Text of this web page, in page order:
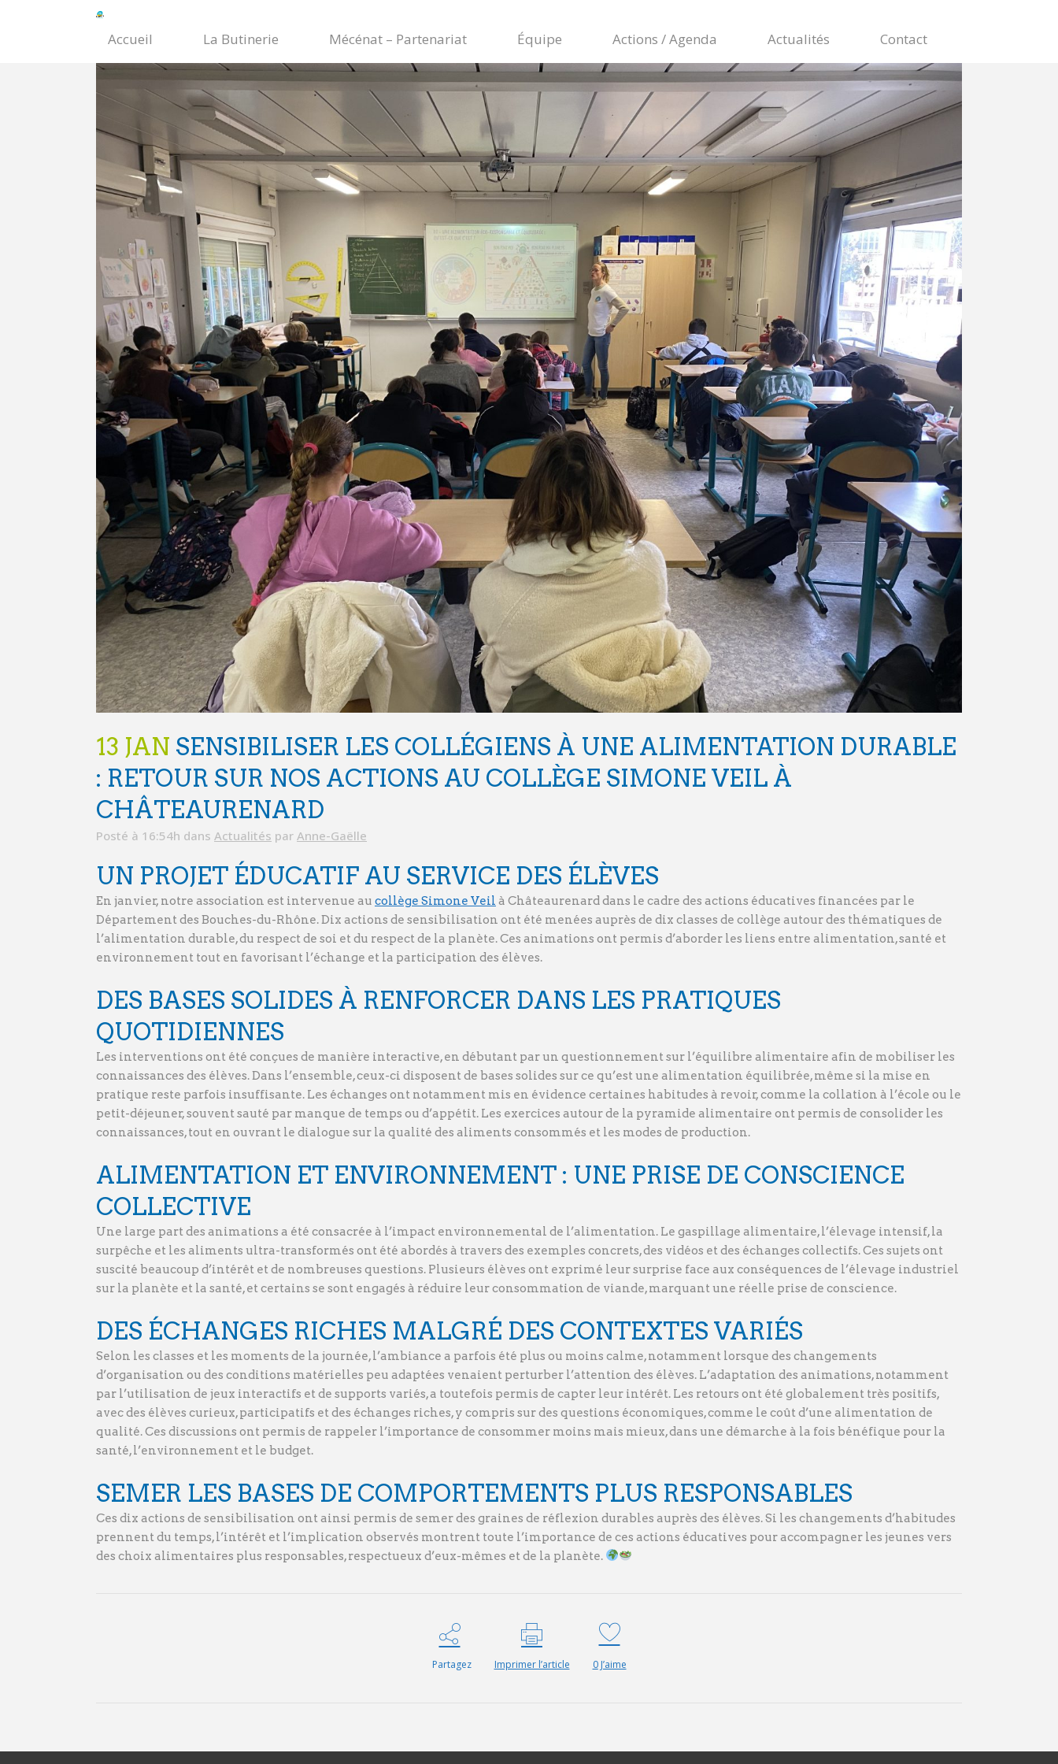
Accueil La Butinerie Mécénat – Partenariat Équipe Actions / Agenda Actualités Contact
13 JAN SENSIBILISER LES COLLÉGIENS À UNE ALIMENTATION DURABLE
: RETOUR SUR NOS ACTIONS AU COLLÈGE SIMONE VEIL À
CHÂTEAURENARD
Posté à 16:54h dans Actualités par Anne-Gaëlle
UN PROJET ÉDUCATIF AU SERVICE DES ÉLÈVES
En janvier, notre association est intervenue au collège Simone Veil à Châteaurenard dans le cadre des actions éducatives financées par le
Département des Bouches-du-Rhône. Dix actions de sensibilisation ont été menées auprès de dix classes de collège autour des thématiques de
l’alimentation durable, du respect de soi et du respect de la planète. Ces animations ont permis d’aborder les liens entre alimentation, santé et
environnement tout en favorisant l’échange et la participation des élèves.
DES BASES SOLIDES À RENFORCER DANS LES PRATIQUES
QUOTIDIENNES
Les interventions ont été conçues de manière interactive, en débutant par un questionnement sur l’équilibre alimentaire afin de mobiliser les
connaissances des élèves. Dans l’ensemble, ceux-ci disposent de bases solides sur ce qu’est une alimentation équilibrée, même si la mise en
pratique reste parfois insuffisante. Les échanges ont notamment mis en évidence certaines habitudes à revoir, comme la collation à l’école ou le
petit-déjeuner, souvent sauté par manque de temps ou d’appétit. Les exercices autour de la pyramide alimentaire ont permis de consolider les
connaissances, tout en ouvrant le dialogue sur la qualité des aliments consommés et les modes de production.
ALIMENTATION ET ENVIRONNEMENT : UNE PRISE DE CONSCIENCE
COLLECTIVE
Une large part des animations a été consacrée à l’impact environnemental de l’alimentation. Le gaspillage alimentaire, l’élevage intensif, la
surpêche et les aliments ultra-transformés ont été abordés à travers des exemples concrets, des vidéos et des échanges collectifs. Ces sujets ont
suscité beaucoup d’intérêt et de nombreuses questions. Plusieurs élèves ont exprimé leur surprise face aux conséquences de l’élevage industriel
sur la planète et la santé, et certains se sont engagés à réduire leur consommation de viande, marquant une réelle prise de conscience.
DES ÉCHANGES RICHES MALGRÉ DES CONTEXTES VARIÉS
Selon les classes et les moments de la journée, l’ambiance a parfois été plus ou moins calme, notamment lorsque des changements
d’organisation ou des conditions matérielles peu adaptées venaient perturber l’attention des élèves. L’adaptation des animations, notamment
par l’utilisation de jeux interactifs et de supports variés, a toutefois permis de capter leur intérêt. Les retours ont été globalement très positifs,
avec des élèves curieux, participatifs et des échanges riches, y compris sur des questions économiques, comme le coût d’une alimentation de
qualité. Ces discussions ont permis de rappeler l’importance de consommer moins mais mieux, dans une démarche à la fois bénéfique pour la
santé, l’environnement et le budget.
SEMER LES BASES DE COMPORTEMENTS PLUS RESPONSABLES
Ces dix actions de sensibilisation ont ainsi permis de semer des graines de réflexion durables auprès des élèves. Si les changements d’habitudes
prennent du temps, l’intérêt et l’implication observés montrent toute l’importance de ces actions éducatives pour accompagner les jeunes vers
des choix alimentaires plus responsables, respectueux d’eux-mêmes et de la planète.
Partagez Imprimer l’article 0J’aime